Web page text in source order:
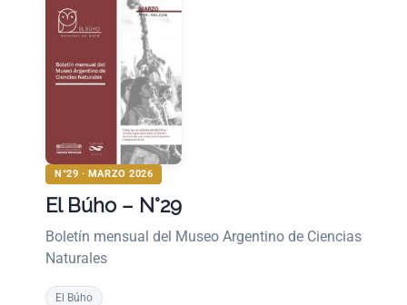
N°29 · MARZO 2026
El Búho – N°29
Boletín mensual del Museo Argentino de Ciencias
Naturales
El Búho